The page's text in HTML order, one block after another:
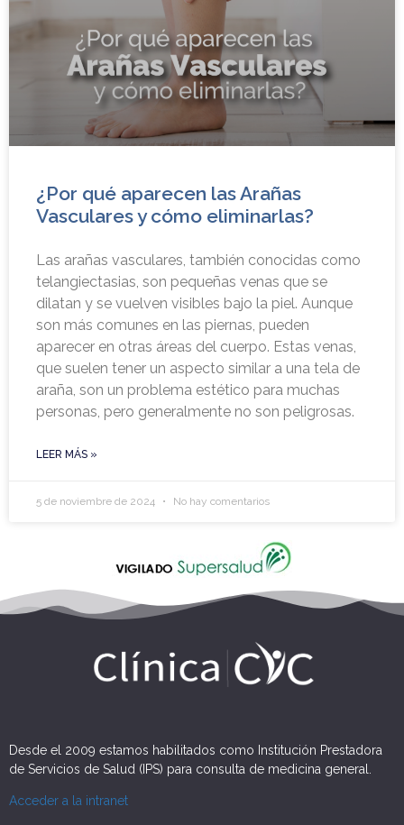
¿Por qué aparecen las Arañas
Vasculares y cómo eliminarlas?
Las arañas vasculares, también conocidas como
telangiectasias, son pequeñas venas que se
dilatan y se vuelven visibles bajo la piel. Aunque
son más comunes en las piernas, pueden
aparecer en otras áreas del cuerpo. Estas venas,
que suelen tener un aspecto similar a una tela de
araña, son un problema estético para muchas
personas, pero generalmente no son peligrosas.
LEER MÁS »
5 de noviembre de 2024 No hay comentarios
Desde el 2009 estamos habilitados como Institución Prestadora
de Servicios de Salud (IPS) para consulta de medicina general.
Acceder a la intranet